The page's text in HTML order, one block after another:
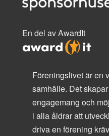
En del av AwardIt
Föreningslivet är en
samhälle. Det
engagemang och
i alla åldrar att
driva en förening